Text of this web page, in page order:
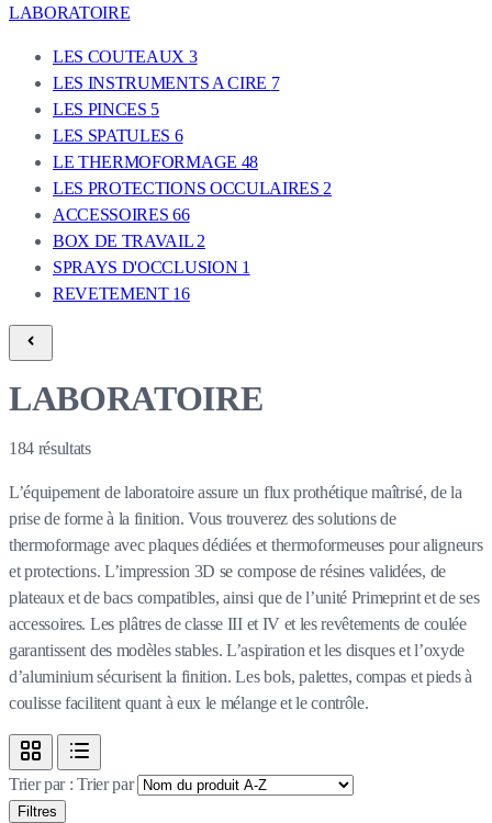
LABORATOIRE
LES COUTEAUX 3
LES INSTRUMENTS A CIRE 7
LES PINCES 5
LES SPATULES 6
LE THERMOFORMAGE 48
LES PROTECTIONS OCCULAIRES 2
ACCESSOIRES66
BOX DE TRAVAIL 2
SPRAYS D'OCCLUSION 1
REVETEMENT 16
LABORATOIRE
184 résultats
L’équipement de laboratoire assure un flux prothétique maîtrisé, de la
prise de forme à la finition. Vous trouverez des solutions de
thermoformage avec plaques dédiées et thermoformeuses pour aligneurs
et protections. L’impression 3D se compose de résines validées, de
plateaux et de bacs compatibles, ainsi que de l’unité Primeprint et de ses
accessoires. Les plâtres de classe III et IV et les revêtements de coulée
garantissent des modèles stables. L’aspiration et les disques et l’oxyde
d’aluminium sécurisent la finition. Les bols, palettes, compas et pieds à
coulisse facilitent quant à eux le mélange et le contrôle.
Trier par :Trier par
Filtres